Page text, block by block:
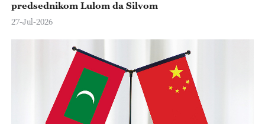
predsednikom Lulom da Silvom
27-Jul-2026